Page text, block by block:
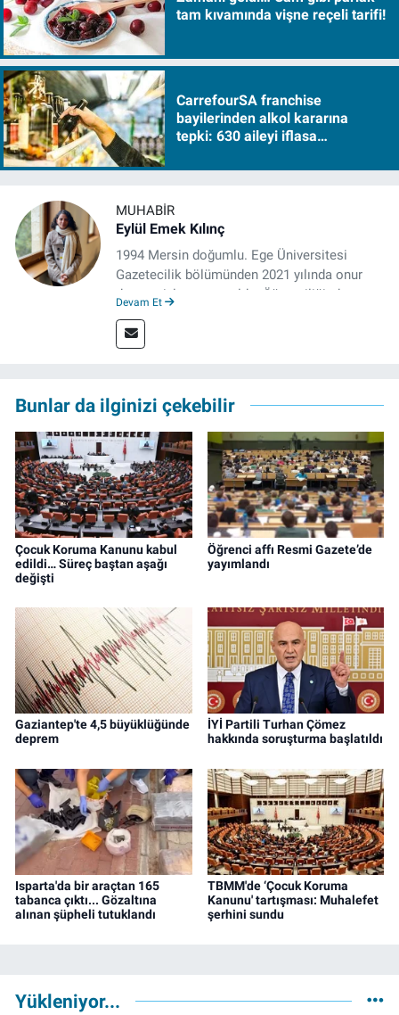
tam kıvamında vişne reçeli tarifi!
CarrefourSA franchise
bayilerinden alkol kararına
tepki: 630 aileyi iflasa
MUHABIR
Eylül Emek Kılınç
1994 Mersin doğumlu. Ege Üniversitesi
Gazetecilik bölümünden 2021 yılında onur
derecesiyle mezun oldu. Öğrenciliğinde
deneyimin dışında kapatılana kadar Artı TV
ve TELE1 TV Ankara bürolarında editör ve
Devam Et
Bunlar da ilginizi çekebilir
Çocuk Koruma Kanunu kabul
edildi… Süreç baştan aşağı
değişti
Öğrenci affı Resmi Gazete’de
yayımlandı
Gaziantep'te 4,5 büyüklüğünde
deprem
İYİ Partili Turhan Çömez
hakkında soruşturma başlatıldı
Isparta'da bir araçtan 165
tabanca çıktı... Gözaltına
alınan şüpheli tutuklandı
TBMM'de ‘Çocuk Koruma
Kanunu' tartışması: Muhalefet
şerhini sundu
Yükleniyor...